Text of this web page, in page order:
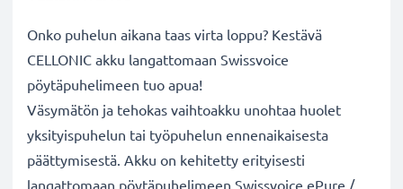
Onko puhelun aikana taas virta loppu? Kestävä
CELLONIC akku langattomaan Swissvoice
pöytäpuhelimeen tuo apua!
Väsymätön ja tehokas vaihtoakku unohtaa huolet
yksityispuhelun tai työpuhelun ennenaikaisesta
päättymisestä. Akku on kehitetty erityisesti
langattomaan pöytäpuhelimeen Swissvoice ePure /